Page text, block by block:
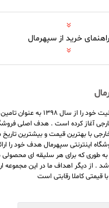
راهنمای خرید از سپهرمال
فروشگاه اینترنتی سپهرمال فعالیت
آغاز کرده است . هدف اصلی
با بهترین قیمت و بیشترین
اینترنتی سپهرمال هدف خود را
به طوری که برای هر سلیقه ای
. از دیگر اهداف ما در این مجموعه
قیمتی کاملا رقابتی است